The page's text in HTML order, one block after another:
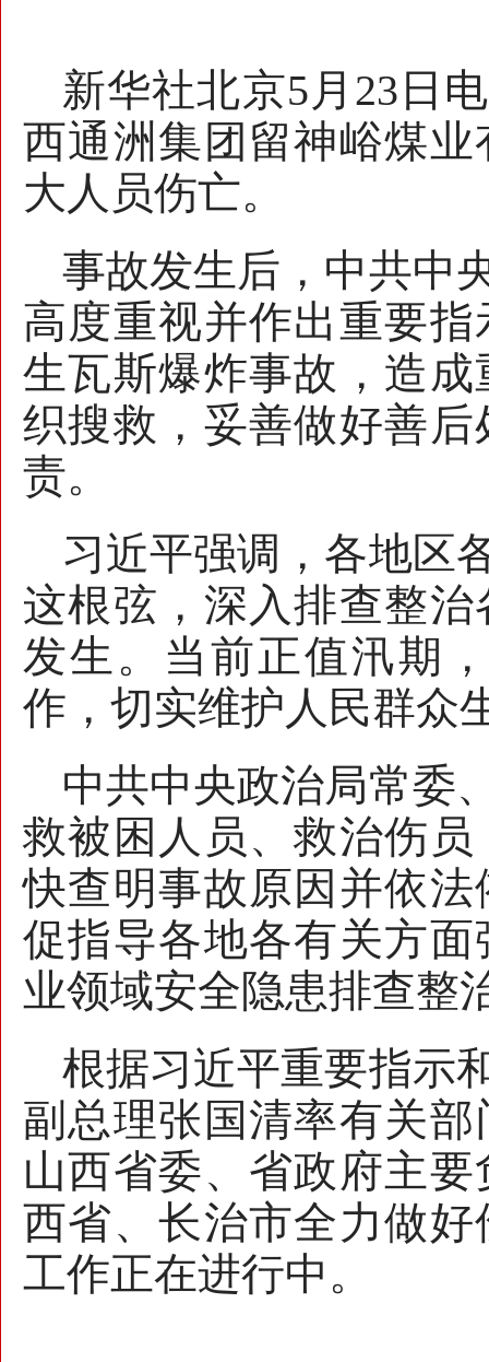
新华社北京5月23日
西通洲集团留神峪煤
大人员伤亡。
事故发生后，中共中
高度重视并作出重要
生瓦斯爆炸事故，造
织搜救，妥善做好善
责。
习近平强调，各地区
这根弦，深入排查整
发生。当前正值汛期
作，切实维护人民群众
中共中央政治局常委
救被困人员、救治伤
快查明事故原因并依
促指导各地各有关方
业领域安全隐患排查整
根据习近平重要指示
副总理张国清率有关
山西省委、省政府主
西省、长治市全力做
工作正在进行中。